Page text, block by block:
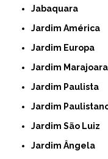
Jabaquara
Jardim América
Jardim Europa
Jardim Marajoara
Jardim Paulista
Jardim
Jardim São Luiz
Jardim Ângela